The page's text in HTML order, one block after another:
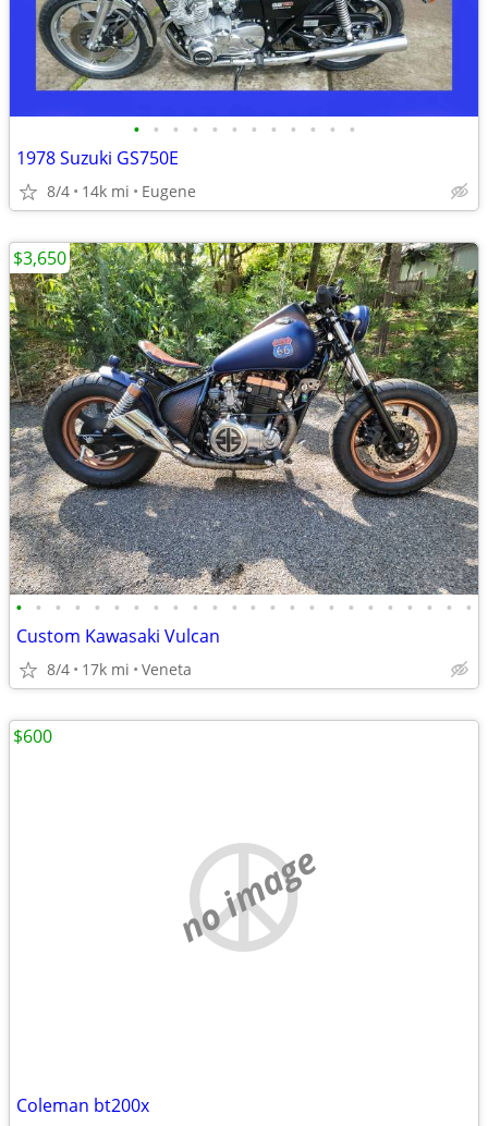
• • • • • • • • • • • •
1978 Suzuki GS750E
8/4 14k mi Eugene
• • • • • • • • • • • • • • • • • • • • • • • •
Custom Kawasaki Vulcan
8/4 17k mi Veneta
$3,650
no image
Coleman bt200x
$600